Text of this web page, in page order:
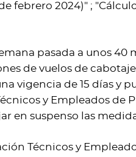
febrero 2024)" ;
pasada a unos 40
de vuelos de
vigencia de 15 días y
y Empleados de
en suspenso las
Técnicos y